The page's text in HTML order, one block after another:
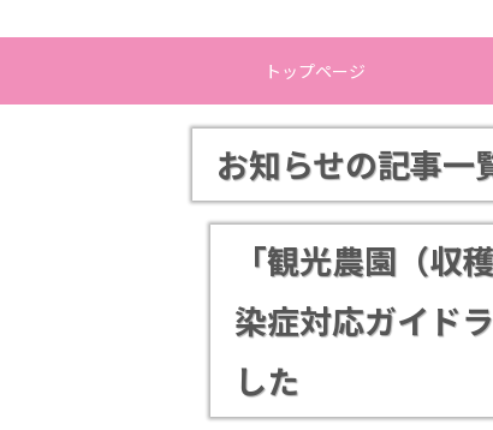
トップページ
お知らせの記事一
「観光農園（収
染症対応ガイド
した